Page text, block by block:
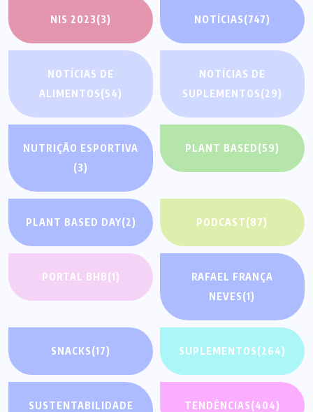
NIS 2023(3) NOTÍCIAS(747)
NOTÍCIAS DE
ALIMENTOS(54)
NOTÍCIAS DE
SUPLEMENTOS(29)
NUTRIÇÃO ESPORTIVA
(3)
PLANT BASED(59)
PLANT BASED DAY(2) PODCAST(87)
PORTAL BHB(1)
RAFAEL FRANÇA
NEVES(1)
SNACKS(17) SUPLEMENTOS(264)
SUSTENTABILIDADE
TENDÊNCIAS(404)